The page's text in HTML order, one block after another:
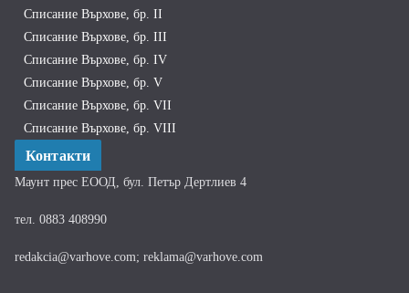
Списание Върхове, бр. II
Списание Върхове, бр. III
Списание Върхове, бр. IV
Списание Върхове, бр. V
Списание Върхове, бр. VII
Списание Върхове, бр. VIII
Контакти
Маунт прес ЕООД, бул. Петър Дертлиев 4
тел. 0883 408990
redakcia@varhove.com; reklama@varhove.com